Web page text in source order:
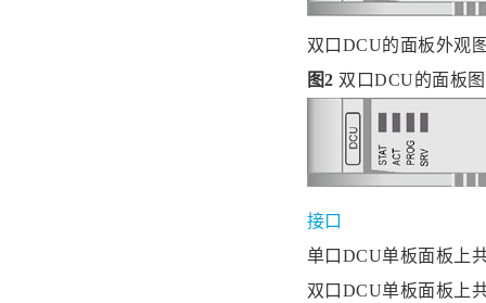
双口DCU的面板外观
图2 双口DCU的面板图
接口
单口DCU单板面板上
双口DCU单板面板上